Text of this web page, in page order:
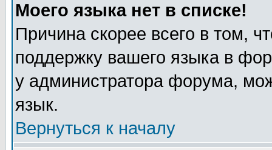
Моего языка нет в списке!
Причина скорее всего в том,
поддержку вашего языка в
у администратора форума,
язык.
Вернуться к началу